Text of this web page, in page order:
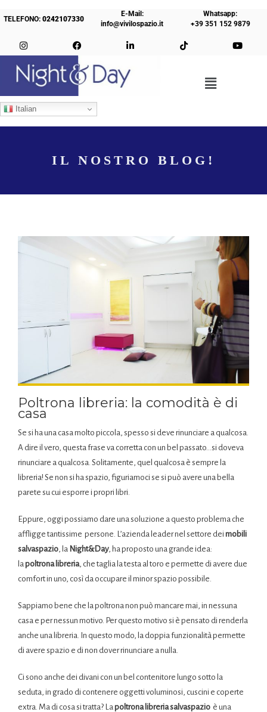
TELEFONO:0242107330
E-Mail:
info@vivilospazio.it
Whatsapp:
+39 351 152 9879
Italian
IL NOSTRO BLOG!
Poltrona libreria: la comodità è di
casa
Se si ha una casa molto piccola, spesso si deve rinunciare a qualcosa.
A dire il vero, questa frase va corretta con un bel passato…si doveva
rinunciare a qualcosa. Solitamente, quel qualcosa è sempre la
libreria! Se non si ha spazio, figuriamoci se si può avere una bella
parete su cui esporre i propri libri.
Eppure, oggi possiamo dare una soluzione a questo problema che
affligge tantissime persone. L’azienda leader nel settore dei mobili
salvaspazio, la Night&Day, ha proposto una grande idea:
la poltrona libreria, che taglia la testa al toro e permette di avere due
comfort in uno, così da occupare il minor spazio possibile.
Sappiamo bene che la poltrona non può mancare mai, in nessuna
casa e per nessun motivo. Per questo motivo si è pensato di renderla
anche una libreria. In questo modo, la doppia funzionalità permette
di avere spazio e di non dover rinunciare a nulla.
Ci sono anche dei divani con un bel contenitore lungo sotto la
seduta, in grado di contenere oggetti voluminosi, cuscini e coperte
extra. Ma di cosa si tratta? La poltrona libreria salvaspazio è una